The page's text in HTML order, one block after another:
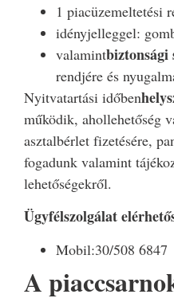
1 piacüzemeltetési
idényjelleggel:
valamintbiztonsági
rendjére és
Nyitvatartási időben
működik, ahollehetőség
asztalbérlet fizetésére,
fogadunk valamint
lehetőségekről.
Ügyfélszolgálat
Mobil:30/508 6847
A